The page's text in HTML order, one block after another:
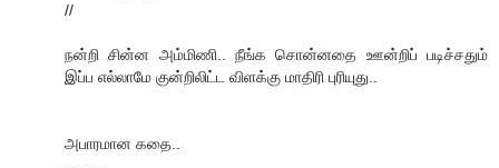
//
நன்றி சின்ன அம்மிணி.. நீங்க சொன்னதை ஊன்றிப் படிச்சதும்
இப்ப எல்லாமே குன்றிலிட்ட விளக்கு மாதிரி புரியுது..
அபாரமான கதை..